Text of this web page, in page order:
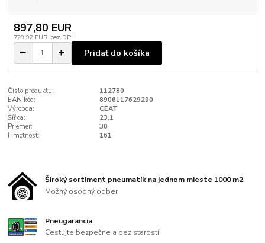
897,80 EUR
729,92 EUR bez DPH
Pridať do košíka
Číslo produktu:
112780
EAN kód:
8906117629290
Výrobca:
CEAT
Šířka:
23,1
Priemer:
30
Hmotnost:
161
Široký sortiment pneumatík na jednom mieste 1000 m2
Možný osobný odber
Pneugarancia
Cestujte bezpečne a bez starostí